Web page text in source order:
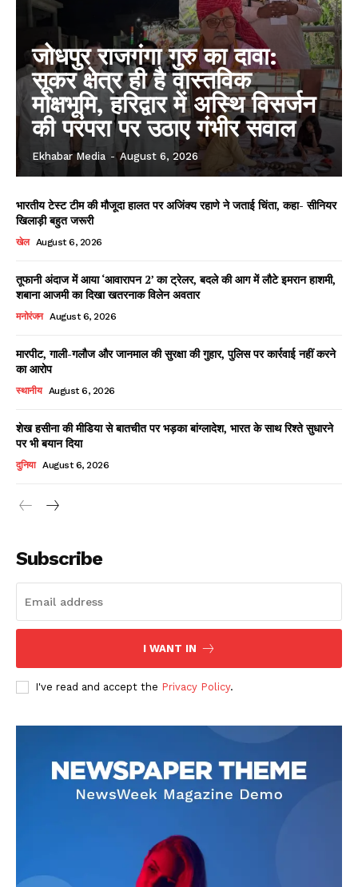
Contact us
जोधपुर राजगंगा गुरु का दावा:
सूकर क्षेत्र ही है वास्तविक
मोक्षभूमि, हरिद्वार में अस्थि विसर्जन
की परंपरा पर उठाए गंभीर सवाल
Ekhabar Media - August 6, 2026
भारतीय टेस्ट टीम की मौजूदा हालत पर अजिंक्य रहाणे ने जताई चिंता, कहा- सीनियर
खिलाड़ी बहुत जरूरी
खेल August 6, 2026
तूफानी अंदाज में आया ‘आवारापन 2’ का ट्रेलर, बदले की आग में लौटे इमरान हाशमी,
शबाना आजमी का दिखा खतरनाक विलेन अवतार
मनोरंजन August 6, 2026
मारपीट, गाली-गलौज और जानमाल की सुरक्षा की गुहार, पुलिस पर कार्रवाई नहीं करने
का आरोप
स्थानीय August 6, 2026
शेख हसीना की मीडिया से बातचीत पर भड़का बांग्लादेश, भारत के साथ रिश्ते सुधारने
पर भी बयान दिया
दुनिया August 6, 2026
Subscribe
I WANT IN
I've read and accept the Privacy Policy.